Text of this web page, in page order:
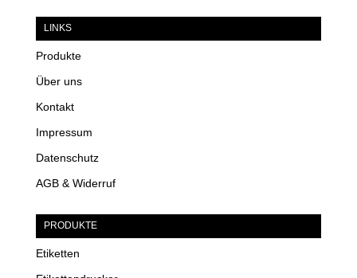
LINKS
Produkte
Über uns
Kontakt
Impressum
Datenschutz
AGB & Widerruf
PRODUKTE
Etiketten